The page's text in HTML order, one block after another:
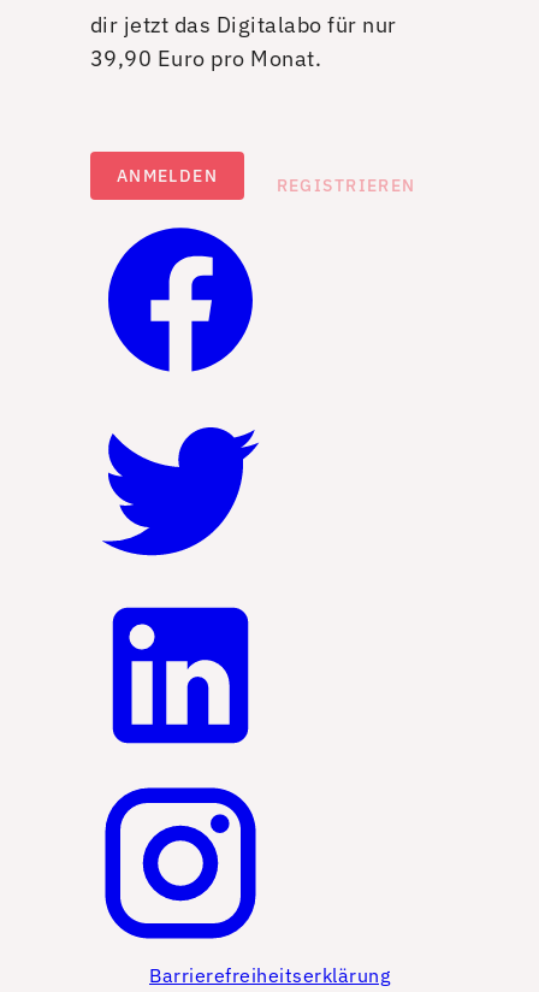
dir jetzt das Digitalabo für nur
39,90 Euro pro Monat.
ANMELDEN REGISTRIEREN
Barrierefreiheitserklärung